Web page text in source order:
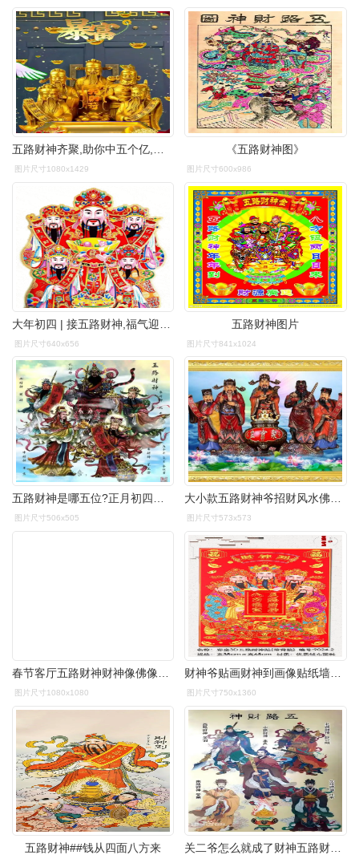
图片尺寸1080x1429
《五路财神图》
图片尺寸600x986
图片尺寸640x656
五路财神图片
图片尺寸841x1024
五路财神是哪五位?正月初四接财神和灶神,有什么讲究和禁忌?
图片尺寸506x505
大小款五路财神爷招财风水佛像画像挂像挂画贴画财神到可带实木框
图片尺寸573x573
图片尺寸1080x1080 图片尺寸750x1360
五路财神##钱从四面八方来